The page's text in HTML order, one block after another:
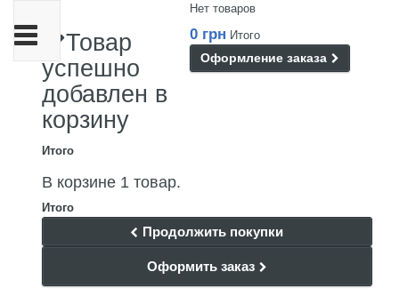
Нет товаров
0 грн Итого
Оформление заказа
Товар
успешно
добавлен в
корзину
Итого
В корзине 1 товар.
Итого
Продолжить покупки
Оформить заказ
Переключить
навигации